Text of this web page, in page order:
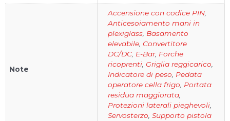
Note
Accensione con codice PIN
Anticesoiamento mani in
plexiglass Basamento
elevabile Convertitore
DC/DC E-Bar, Forche
ricoprenti Griglia reggicarico
Indicatore di peso Pedata
operatore cella frigo Portata
residua maggiorata
Protezioni laterali pieghevoli
Servosterzo Supporto pistola